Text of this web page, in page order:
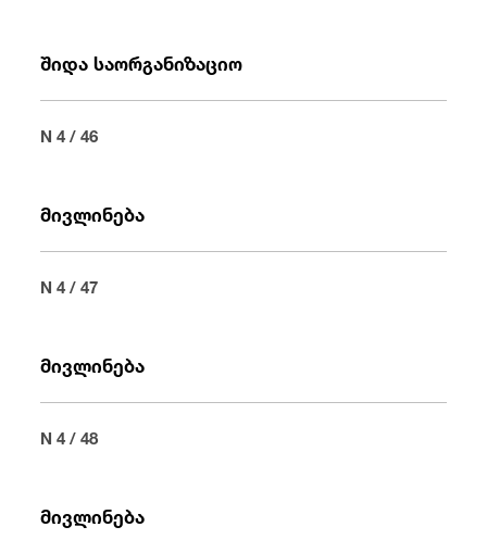
შიდა საორგანიზაციო
N 4 / 46
მივლინება
N 4 / 47
მივლინება
N 4 / 48
მივლინება